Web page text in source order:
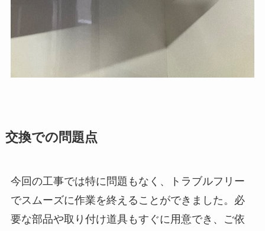
交換での問題点
今回の工事では特に問題もなく、トラブルフリー
でスムーズに作業を終えることができました。必
要な部品や取り付け道具もすぐに用意でき、ご依